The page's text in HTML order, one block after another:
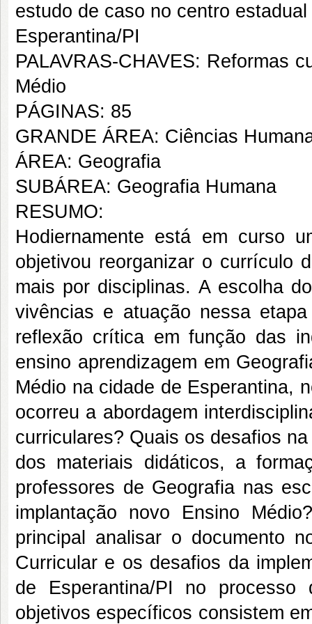
estudo de caso no centro
Esperantina/PI
PALAVRAS-CHAVES: Reformas
Médio
PÁGINAS: 85
GRANDE ÁREA: Ciências
ÁREA: Geografia
SUBÁREA: Geografia Humana
RESUMO:
Hodiernamente está em curso
objetivou reorganizar o currículo
mais por disciplinas. A escolha
vivências e atuação nessa
reflexão crítica em função das
ensino aprendizagem em
Médio na cidade de Esperantina,
ocorreu a abordagem
curriculares? Quais os desafios
dos materiais didáticos, a
professores de Geografia nas
implantação novo Ensino
principal analisar o documento
Curricular e os desafios da
de Esperantina/PI no processo
objetivos específicos consistem